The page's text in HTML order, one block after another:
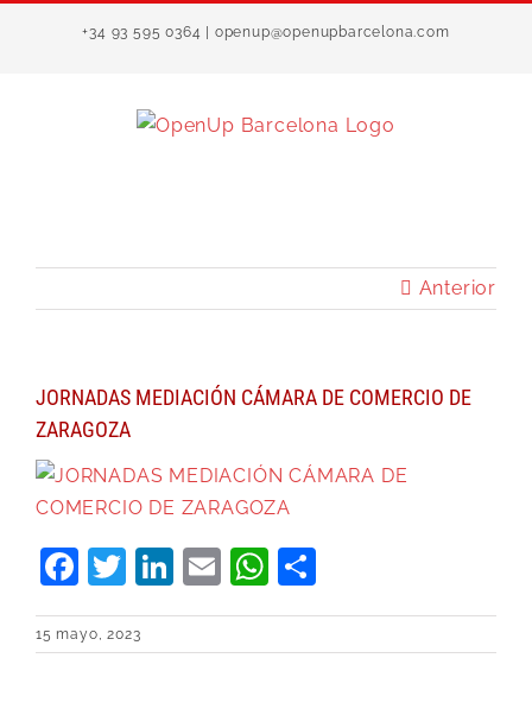
+34 93 595 0364 | openup@openupbarcelona.com
Anterior
JORNADAS MEDIACIÓN CÁMARA DE COMERCIO DE
ZARAGOZA
Facebook
Twitter
LinkedIn
EmailWhatsApp
15 mayo, 2023